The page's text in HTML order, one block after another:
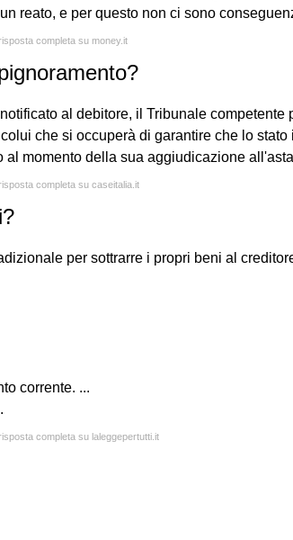
reato, e per questo non ci sono
completa su money.it
al debitore, il Tribunale competente
che si occuperà di garantire che lo stato
momento della sua aggiudicazione
completa su caseitalia.it
per sottrarre i propri beni al
corrente. ...
completa su laleggepertutti.it